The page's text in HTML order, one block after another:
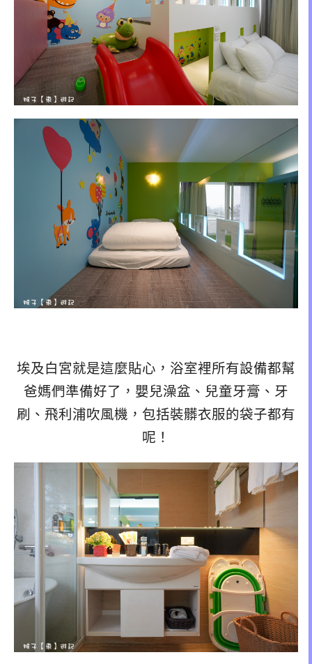
埃及白宮就是這麼貼心，浴室裡所有設備都幫
爸媽們準備好了，嬰兒澡盆、兒童牙膏、牙
刷、飛利浦吹風機，包括裝髒衣服的袋子都有
呢！